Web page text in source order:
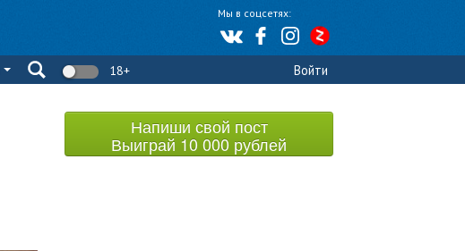
Мы в соцсетях:
18+ Войти
Напиши свой пост
Выиграй 10 000 рублей